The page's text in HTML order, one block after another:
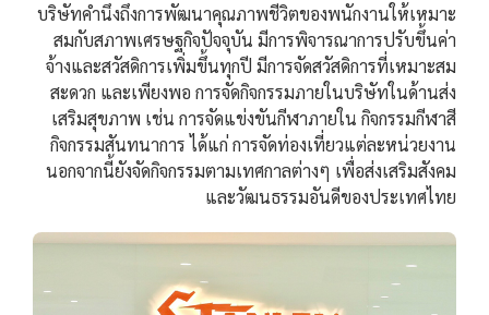
บริษัทคำนึงถึงการพัฒนาคุณภาพชีวิตของพนักงานให้เหมาะ
สมกับสภาพเศรษฐกิจปัจจุบัน มีการพิจารณาการปรับขึ้นค่า
จ้างและสวัสดิการเพิ่มขึ้นทุกปี มีการจัดสวัสดิการที่เหมาะสม
สะดวก และเพียงพอ การจัดกิจกรรมภายในบริษัทในด้านส่ง
เสริมสุขภาพ เช่น การจัดแข่งขันกีฬาภายใน กิจกรรมกีฬาสี
กิจกรรมสันทนาการ ได้แก่ การจัดท่องเที่ยวแต่ละหน่วยงาน
นอกจากนี้ยังจัดกิจกรรมตามเทศกาลต่างๆ เพื่อส่งเสริมสังคม
และวัฒนธรรมอันดีของประเทศไทย